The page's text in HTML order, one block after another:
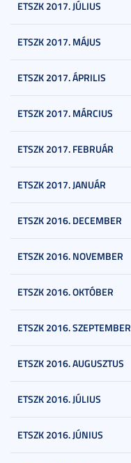
ETSZK 2017. JÚLIUS
ETSZK 2017. MÁJUS
ETSZK 2017. ÁPRILIS
ETSZK 2017. MÁRCIUS
ETSZK 2017. FEBRUÁR
ETSZK 2017. JANUÁR
ETSZK 2016. DECEMBER
ETSZK 2016. NOVEMBER
ETSZK 2016. OKTÓBER
ETSZK 2016. SZEPTEMBER
ETSZK 2016. AUGUSZTUS
ETSZK 2016. JÚLIUS
ETSZK 2016. JÚNIUS